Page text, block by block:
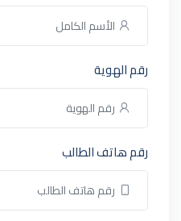
رقم الهوية
رقم هاتف الطالب